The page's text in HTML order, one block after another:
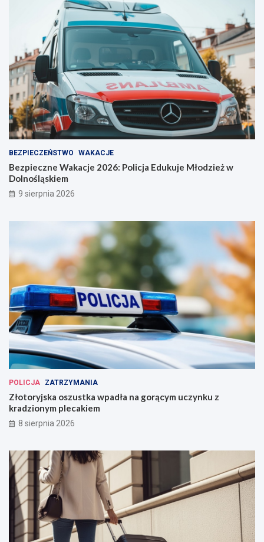
BEZPIECZEŃSTWO WAKACJE
Bezpieczne Wakacje 2026: Policja Edukuje Młodzież w
Dolnośląskiem
9 sierpnia 2026
POLICJA ZATRZYMANIA
Złotoryjska oszustka wpadła na gorącym uczynku z
kradzionym plecakiem
8 sierpnia 2026